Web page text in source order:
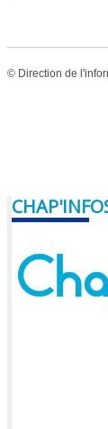
© Direction de